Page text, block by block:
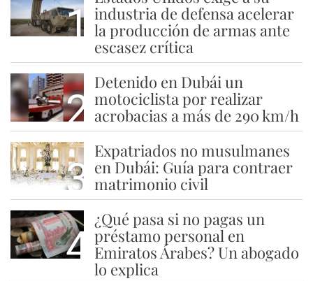
1 industria de defensa acelerar
la producción de armas ante
escasez crítica
2
Detenido en Dubái un
motociclista por realizar
acrobacias a más de 290 km/h
3
Expatriados no musulmanes
en Dubái: Guía para contraer
matrimonio civil
4
¿Qué pasa si no pagas un
préstamo personal en
Emiratos Árabes? Un abogado
lo explica